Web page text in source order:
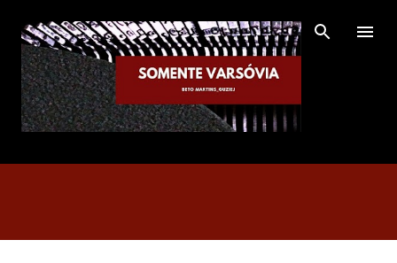
Pular para o conteúdo principal